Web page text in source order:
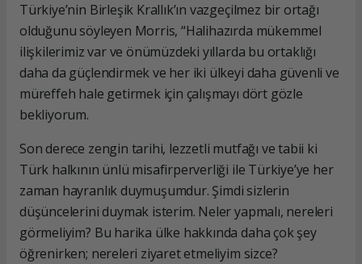
Türkiye’nin Birleşik Krallık’ın vazgeçilmez bir ortağı
olduğunu söyleyen Morris, “Halihazırda mükemmel
ilişkilerimiz var ve önümüzdeki yıllarda bu ortaklığı
daha da güçlendirmek ve her iki ülkeyi daha güvenli ve
müreffeh hale getirmek için çalışmayı dört gözle
bekliyorum.
Son derece zengin tarihi, lezzetli mutfağı ve tabii ki
Türk halkının ünlü misafirperverliği ile Türkiye’ye her
zaman hayranlık duymuşumdur. Şimdi sizlerin
düşüncelerini duymak isterim. Neler yapmalı, nereleri
görmeliyim? Bu harika ülke hakkında daha çok şey
öğrenirken; nereleri ziyaret etmeliyim sizce?